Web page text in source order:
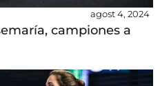
agost 4, 2024
campiones a